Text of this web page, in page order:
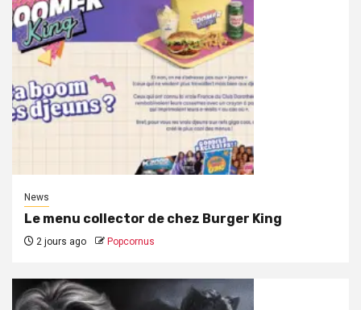
News
Le menu collector de chez Burger King
2 jours ago Popcornus